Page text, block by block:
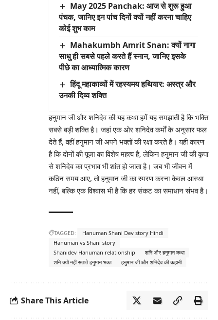
May 2025 Panchak: आज से शुरू हुआ
पंचक, जानिए इन पांच दिनों क्यों नहीं करना चाहिए
कोई शुभ काम
Mahakumbh Amrit Snan: क्यों नागा
साधु ही सबसे पहले करते हैं स्नान, जानिए इसके
पीछे का आध्यात्मिक कारण
हिंदू महाकाव्यों में रहस्यमय हथियार: अस्त्र और
उनकी दिव्य शक्ति
हनुमान जी और शनिदेव की यह कथा हमें यह समझाती है कि भक्ति
सबसे बड़ी शक्ति है। जहां एक ओर शनिदेव कर्मों के अनुसार फल
देते हैं, वहीं हनुमान जी अपने भक्तों की रक्षा करते हैं। यही कारण
है कि दोनों की पूजा का विशेष महत्व है, लेकिन हनुमान जी की कृपा
से शनिदेव का प्रभाव भी शांत हो जाता है। जब भी जीवन में
कठिन समय आए, तो हनुमान जी का स्मरण करना केवल आस्था
नहीं, बल्कि एक विश्वास भी है कि हर संकट का समाधान संभव है।
TAGGED:
Hanuman Shani Dev story Hindi
Hanuman vs Shani story
Shanidev Hanuman relationship
शनि और हनुमान कथा
शनि क्यों नहीं सताते हनुमान भक्त
हनुमान जी और शनिदेव की कहानी
Share This Article